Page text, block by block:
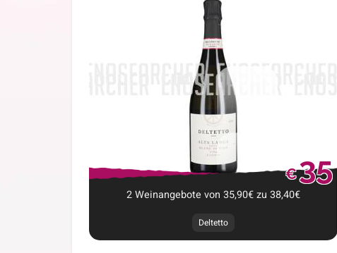
€35
2Weinangebote von 35,90€zu 38,40€
Deltetto